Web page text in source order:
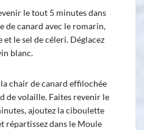
le tout 5 minutes dans
de canard avec le romarin,
et le sel de céleri. Déglacez
blanc.
chair de canard effilochée
de volaille. Faites revenir le
ajoutez la ciboulette
répartissez dans le Moule